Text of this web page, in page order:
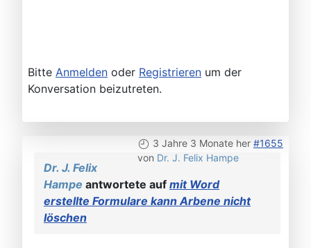
Bitte Anmelden oder Registrieren um der
Konversation beizutreten.
3 Jahre 3 Monate her #1655
von Dr. J. Felix Hampe
Dr. J. Felix
Hampe antwortete auf mit Word
erstellte Formulare kann Arbene nicht
löschen